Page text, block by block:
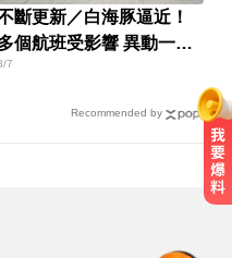
斷更新／白海豚逼近！
個航班受影響 異動一次
7
Recommended by